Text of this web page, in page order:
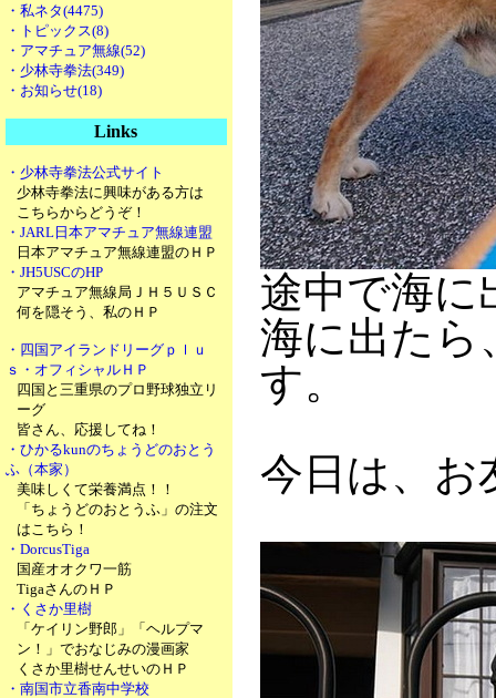
・私ネタ(4475)
・トピックス(8)
・アマチュア無線(52)
・少林寺拳法(349)
・お知らせ(18)
Links
・少林寺拳法公式サイト
少林寺拳法に興味がある方は
こちらからどうぞ！
・JARL日本アマチュア無線連盟
日本アマチュア無線連盟のＨＰ
・JH5USCのHP
アマチュア無線局ＪＨ５ＵＳＣ
何を隠そう、私のＨＰ
・四国アイランドリーグｐｌｕ
ｓ・オフィシャルＨＰ
四国と三重県のプロ野球独立リ
ーグ
皆さん、応援してね！
・ひかるkunのちょうどのおとう
ふ（本家）
美味しくて栄養満点！！
「ちょうどのおとうふ」の注文
はこちら！
・DorcusTiga
国産オオクワ一筋
TigaさんのＨＰ
・くさか里樹
「ケイリン野郎」「ヘルプマ
ン！」でおなじみの漫画家
くさか里樹せんせいのＨＰ
・南国市立香南中学校
途中で海に
海に出たら
す。
今日は、お